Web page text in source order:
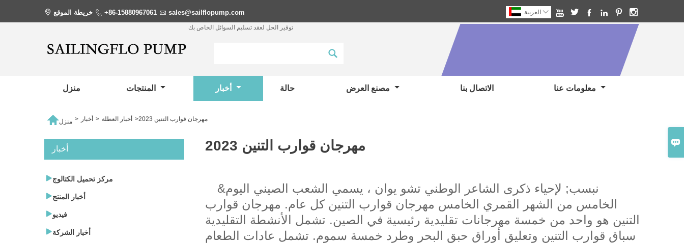

      العربية 
 خريطة الموقع  +86-15880967061  sales@sailflopump.com
توفير الحل لعقد تسليم السوائل الخاص بك
منزل حالة الاتصال بنا
منزل > أخبار > أخبار العطلة > 2023 مهرجان قوارب التنين
2023 مهرجان قوارب التنين
&نبسب; لإحياء ذكرى الشاعر الوطني تشو يوان ، يسمي الشعب الصيني اليوم
الخامس من الشهر القمري الخامس مهرجان قوارب التنين كل عام. مهرجان قوارب
التنين هو واحد من خمسة مهرجانات تقليدية رئيسية في الصين. تشمل الأنشطة التقليدية
سباق قوارب التنين وتعليق أوراق حبق البحر وطرد خمسة سموم. تشمل عادات الطعام
أخبار
مركز تحميل الكتالوج
أخبار المنتج
فيديو
أخبار الشركة